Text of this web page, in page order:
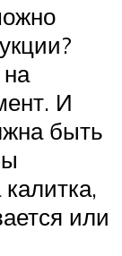
И
быть
или